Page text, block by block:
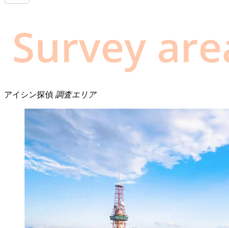
アイシン探偵 調査エリア